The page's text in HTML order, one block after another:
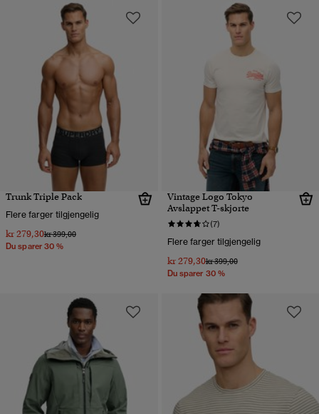
Trunk Triple Pack
Flere farger tilgjengelig
kr 279,30Pris nedsatt fra
kr 399,00til
Du sparer 30 %
Vintage Logo Tokyo
Avslappet T-skjorte
(7)
Flere farger tilgjengelig
kr 279,30Pris nedsatt fra
kr 399,00til
Du sparer 30 %